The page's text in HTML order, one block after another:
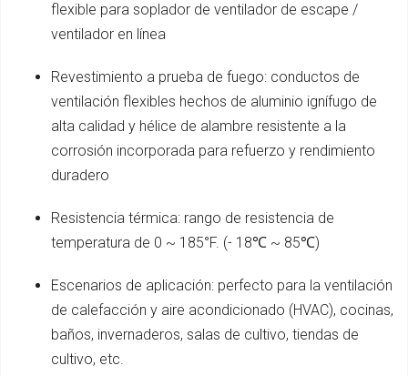
flexible para soplador de ventilador de escape /
ventilador en línea
Revestimiento a prueba de fuego: conductos de
ventilación flexibles hechos de aluminio ignífugo de
alta calidad y hélice de alambre resistente a la
corrosión incorporada para refuerzo y rendimiento
duradero
Resistencia térmica: rango de resistencia de
temperatura de 0 ~ 185°F. (- 18℃ ~ 85℃)
Escenarios de aplicación: perfecto para la ventilación
de calefacción y aire acondicionado (HVAC), cocinas,
baños, invernaderos, salas de cultivo, tiendas de
cultivo, etc.